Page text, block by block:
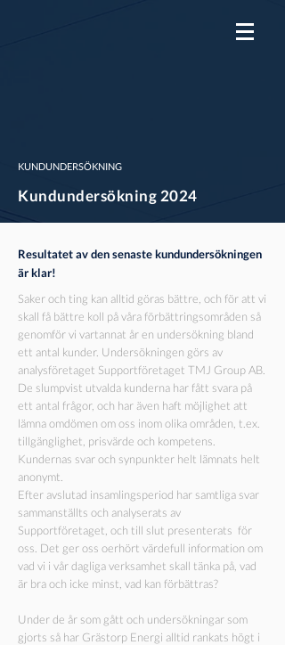
KUNDUNDERSÖKNING
Kundundersökning 2024
Resultatet av den senaste kundundersökningen
är klar!
Saker och ting kan alltid göras bättre, och för att vi
skall få bättre koll på våra förbättringsområden så
genomför vi vartannat år en undersökning bland
ett antal kunder. Undersökningen görs av
analysföretaget Supportföretaget TMJ Group AB.
De slumpvist utvalda kunderna har fått svara på
ett antal frågor, och har även haft möjlighet att
lämna omdömen om oss inom olika områden, t.ex.
tillgänglighet, prisvärde och kompetens.
Kundernas svar och synpunkter helt lämnats helt
anonymt.
Efter avslutad insamlingsperiod har samtliga svar
sammanställts och analyserats av
Supportföretaget, och till slut presenterats för
oss. Det ger oss oerhört värdefull information om
vad vi i vår dagliga verksamhet skall tänka på, vad
är bra och icke minst, vad kan förbättras?
Under de år som gått och undersökningar som
gjorts så har Grästorp Energi alltid rankats högt i